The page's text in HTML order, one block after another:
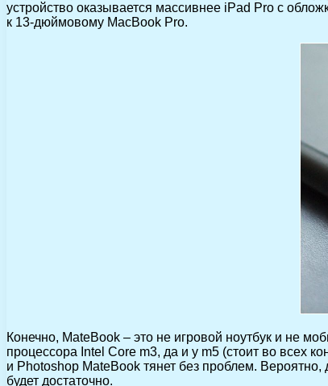
устройство оказывается массивнее iPad Pro с
к 13-дюймовому MacBook Pro.
Конечно, MateBook – это не игровой ноутбук и не
процессора Intel Core m3, да и у m5 (стоит во всех
и Photoshop MateBook тянет без проблем.
будет достаточно.